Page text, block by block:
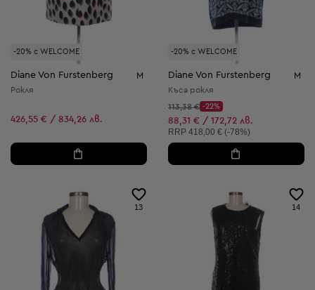
-20% с WELCOME
Diane Von Furstenberg M
Рокля
426,55 € / 834,26 лв.
-20% с WELCOME
Diane Von Furstenberg M
Къса рокля
Начална цена:
113,38 €
Discount Price:
-22%
Намалена цена:
88,31 € / 172,72 лв.
Препоръчителна цена:
RRP 418,00 € (-78%)
13 14